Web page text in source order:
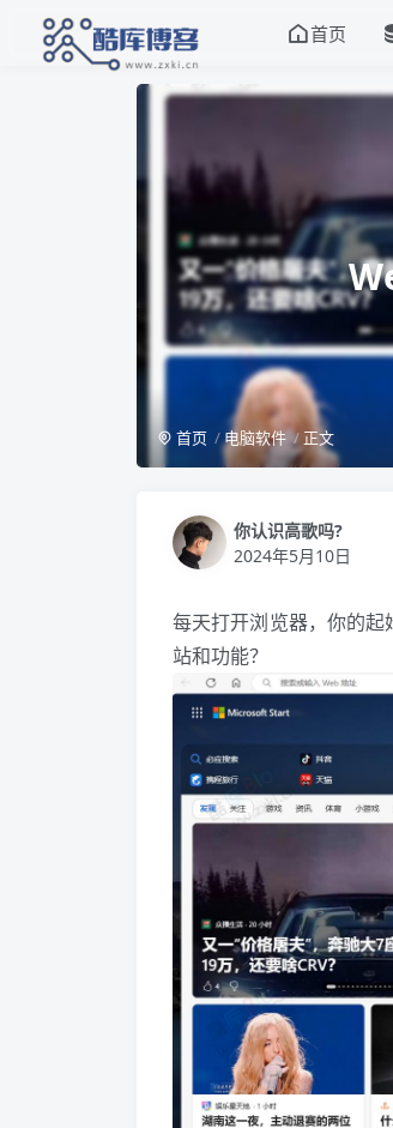
首页
首页 电脑软件 正文
你认识高歌吗?
2024年5月10日
每天打开浏览器，你的
站和功能？